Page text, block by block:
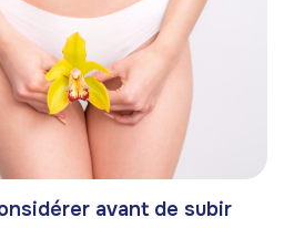
avant de subir